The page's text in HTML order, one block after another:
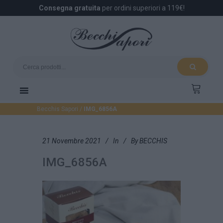
Consegna gratuita per ordini superiori a 119€!
Becchis Sapori / IMG_6856A
21 Novembre 2021 In By BECCHIS
IMG_6856A